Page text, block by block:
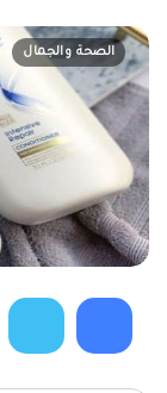
الصحة والجمال